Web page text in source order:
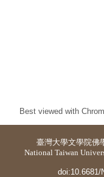
Best viewed with
臺灣大學文學院佛
National Taiwan
doi:10.6681/